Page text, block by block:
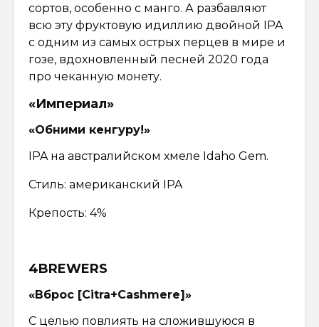
сортов, особенно с манго. А разбавляют
всю эту фруктовую идиллию двойной IPA
с одним из самых острых перцев в мире и
гозе, вдохновленный песней 2020 года
про чеканную монету.
«Империал»
«Обними кенгуру!»
IPA на австралийском хмеле Idaho Gem.
Стиль: американский IPA
Крепость: 4%
4BREWERS
«Вброс [Citra+Cashmere]»
С целью повлиять на сложившуюся в